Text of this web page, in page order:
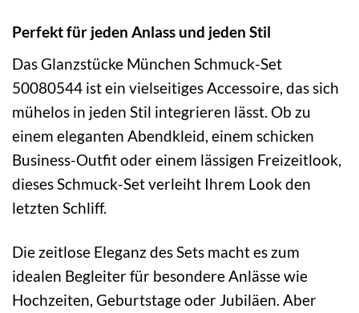
Perfekt für jeden Anlass und jeden Stil
Das Glanzstücke München Schmuck-Set
50080544 ist ein vielseitiges Accessoire, das sich
mühelos in jeden Stil integrieren lässt. Ob zu
einem eleganten Abendkleid, einem schicken
Business-Outfit oder einem lässigen Freizeitlook,
dieses Schmuck-Set verleiht Ihrem Look den
letzten Schliff.
Die zeitlose Eleganz des Sets macht es zum
idealen Begleiter für besondere Anlässe wie
Hochzeiten, Geburtstage oder Jubiläen. Aber